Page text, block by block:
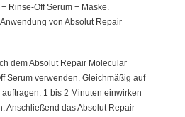
Rinse-Off Serum + Maske.
von Absolut Repair
dem Absolut Repair Molecular
Serum verwenden. Gleichmäßig auf
1 bis 2 Minuten einwirken
Anschließend das Absolut Repair